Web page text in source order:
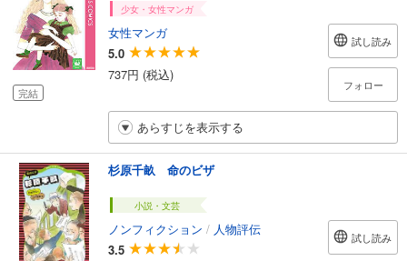
完結
少女・女性マンガ
女性マンガ
5.0
737円 (税込)
試し読み
フォロー
あらすじを表示する
杉原千畝 命のビザ
小説・文芸
ノンフィクション / 人物評伝
3.5
試し読み